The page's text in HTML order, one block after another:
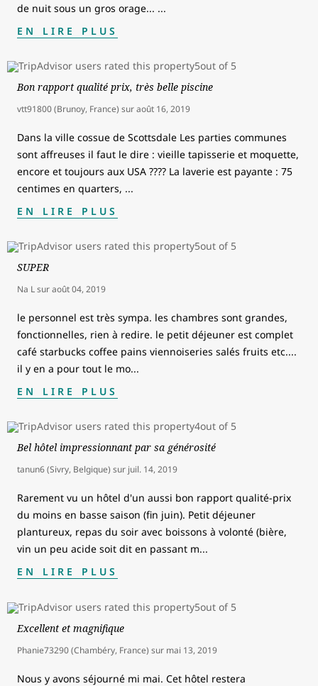
de nuit sous un gros orage... ...
EN LIRE PLUS
Bon rapport qualité prix, très belle piscine
vtt91800 (Brunoy, France) suraoût 16, 2019
Dans la ville cossue de Scottsdale Les parties communes
sont affreuses il faut le dire : vieille tapisserie et moquette,
encore et toujours aux USA ???? La laverie est payante : 75
centimes en quarters, ...
EN LIRE PLUS
SUPER
Na Lsuraoût 04, 2019
le personnel est très sympa. les chambres sont grandes,
fonctionnelles, rien à redire. le petit déjeuner est complet
café starbucks coffee pains viennoiseries salés fruits etc....
il y en a pour tout le mo...
EN LIRE PLUS
Bel hôtel impressionnant par sa générosité
tanun6 (Sivry, Belgique) sur juil. 14, 2019
Rarement vu un hôtel d'un aussi bon rapport qualité-prix
du moins en basse saison (fin juin). Petit déjeuner
plantureux, repas du soir avec boissons à volonté (bière,
vin un peu acide soit dit en passant m...
EN LIRE PLUS
Excellent et magnifique
Phanie73290 (Chambéry, France) sur mai 13, 2019
Nous y avons séjourné mi mai. Cet hôtel restera